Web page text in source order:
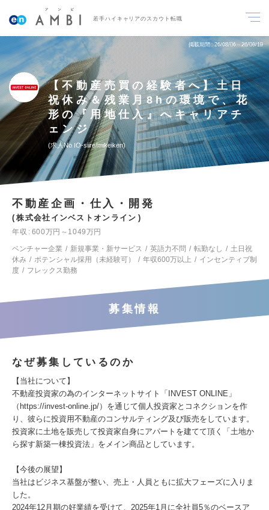
若手ハイキャリアのスカウト転職
掲載期間 26/08/06～26/08/19
【不動産売買の経験者へ】土日
祝休み＆残業月8hの環境で、花
形の『用地仕入』へキャリアチ
ェンジ
求人No.IO-siire/mikeiken
不動産企画・仕入・開発
株式会社インベストオンライン
年収
600万円～1049万円
ベンチャー企業
新規事業・新サービス 英語力不問 転勤なし
土日祝
休み
ポテンシャル採用（未経験可） 年収600万以上
インセンティブ制
度
フレックス勤務
募集情報
なぜ募集しているのか
【当社について】
不動産投資家の為のインターネットサイト「INVEST ONLINE」
（https://invest-online.jp/）を通じて個人投資家とコネクションを作
り、彼らに投資用不動産のコンサルティング及び販売をしています。
投資家に土地を販売して投資家自身にアパートを建てて頂く「土地か
ら探す新築一棟投資法」をメイン商品としています。
【今後の展望】
当社はビジネス基盤が整い、売上・人員ともに拡大フェーズに入りま
した。
2024年12月期の好業績を受けて、2025年1月に全社員5％のベースア